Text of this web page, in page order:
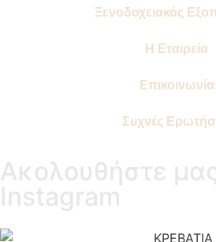
Ξενοδοχειακός
Η Εταιρεία
Επικοινωνία
Συχνές
Ακολουθήστε
Instagram